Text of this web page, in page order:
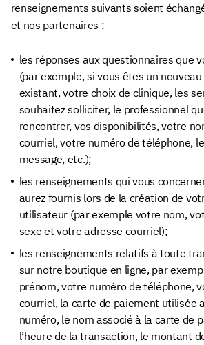
renseignements suivants soient
et nos partenaires :
les réponses aux questionnaires que
(par exemple, si vous êtes un
existant, votre choix de clinique, les
souhaitez solliciter, le professionnel
rencontrer, vos disponibilités, votre
courriel, votre numéro de téléphone,
message, etc.);
les renseignements qui vous
aurez fournis lors de la création de
utilisateur (par exemple votre nom,
sexe et votre adresse courriel);
les renseignements relatifs à toute
sur notre boutique en ligne, par
prénom, votre numéro de téléphone,
courriel, la carte de paiement utilisée
numéro, le nom associé à la carte de
l’heure de la transaction, le montant